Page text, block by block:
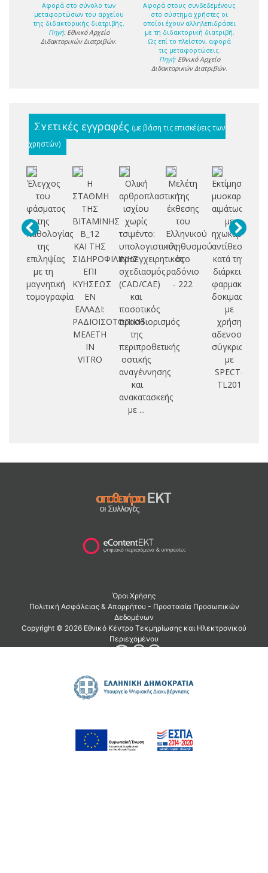
Αφορά στο σύνολο των
μεταφορτώσων του αρχείου
της διδακτορικής διατριβής.
Πηγή: Εθνικό Αρχείο
Διδακτορικών Διατριβών.
Αφορά στους συνδεδεμένους
στο σύστημα χρήστες οι
οποίοι έχουν αλληλεπιδράσει
με τη διδακτορική διατριβή.
Ως επί το πλείστον, αφορά
τις μεταφορτώσεις.
Πηγή: Εθνικό Αρχείο
Διδακτορικών Διατριβών.
Σχετικές εγγραφές (με βάση τις επισκέψεις των
χρηστών)
Έλεγχος
του
φάσματος
της
παθολογίας
της
επιληψίας
με τη
μαγνητική
τομογραφία
Η
ΣΤΑΘΜΗ
ΤΗΣ
ΒΙΤΑΜΙΝΗΣ
Β_12
ΚΑΙ ΤΗΣ
ΣΙΔΗΡΟΦΙΛΙΝΗΣ
ΕΠΙ
ΚΥΗΣΕΩΣ
ΕΝ
ΕΛΛΑΔΙ:
ΡΑΔΙΟΪΣΟΤΟΠΙΚΗ
ΜΕΛΕΤΗ
IN
VITRO
Ολική
αρθροπλαστική
ισχίου
χωρίς
τσιμέντο:
υπολογιστικός
προεγχειρητικός
σχεδιασμός
(CAD/CAE)
και
ποσοτικός
προσδιορισμός
της
περιπροθετικής
οστικής
αναγέννησης
και
ανακατασκεής
με ...
Μελέτη
της
έκθεσης
του
Ελληνικού
πληθυσμού
στο
ραδόνιο
- 222
Εκτίμηση
μυοκαρδιακής
αιμάτωσης
με
αντίθεσης
κατά την
διάρκεια
δοκιμασίας
με
χρήση
αδενοσίνης:
σύγκριση
με
SPECT-
TL201